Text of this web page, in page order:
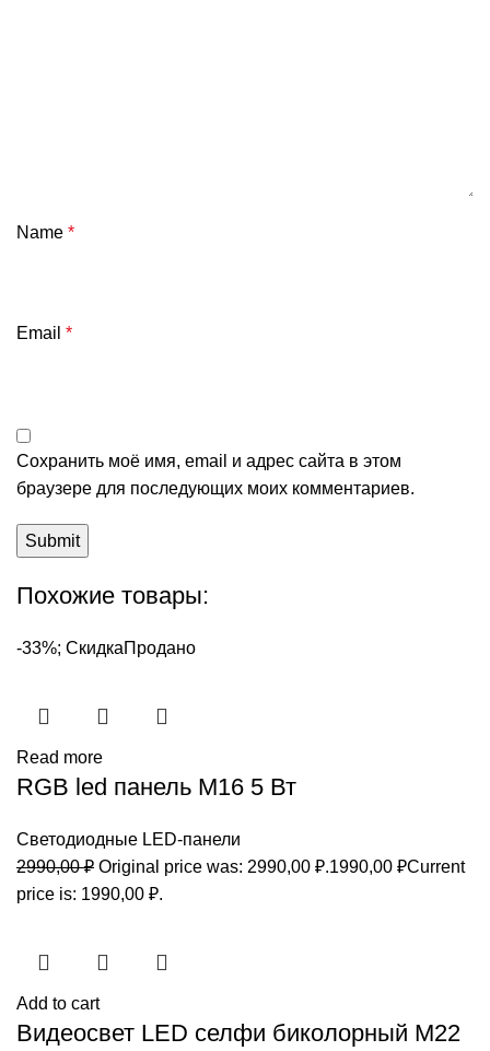
Name *
Email *
Сохранить моё имя, email и адрес сайта в этом
браузере для последующих моих комментариев.
Похожие товары:
-33%; СкидкаПродано
Read more
RGB led панель M16 5 Вт
Светодиодные LED-панели
2990,00₽ Original price was: 2990,00 ₽.1990,00 ₽Current
price is: 1990,00 ₽.
Add to cart
Видеосвет LED селфи биколорный М22